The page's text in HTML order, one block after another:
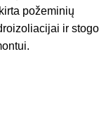
požeminių
ir stogo